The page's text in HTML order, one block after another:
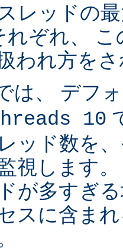
レッドの
れぞれ、
われ方を
は、 デフ
10
ッド数を
視します
が多すぎ
スに含ま